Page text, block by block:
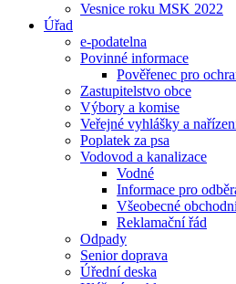
Vesnice roku MSK 2022
Úřad
e-podatelna
Povinné informace
Pověřenec pro
Zastupitelstvo obce
Výbory a komise
Veřejné vyhlášky a
Poplatek za psa
Vodovod a kanalizace
Vodné
Informace pro
Všeobecné
Reklamační řád
Odpady
Senior doprava
Úřední deska